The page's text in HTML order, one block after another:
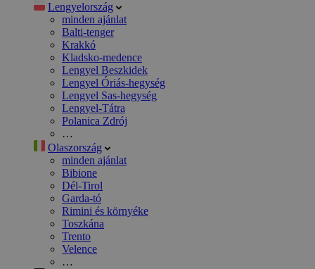
Lengyelország
minden ajánlat
Balti-tenger
Krakkó
Kladsko-medence
Lengyel Beszkidek
Lengyel Óriás-hegység
Lengyel Sas-hegység
Lengyel-Tátra
Polanica Zdrój
…
Olaszország
minden ajánlat
Bibione
Dél-Tirol
Garda-tó
Rimini és környéke
Toszkána
Trento
Velence
…